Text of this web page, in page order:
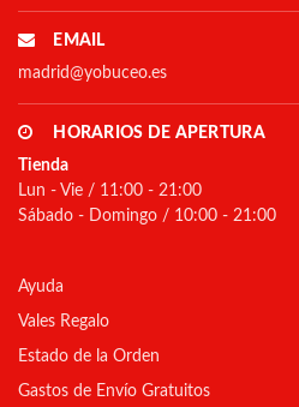
EMAIL
madrid@yobuceo.es
HORARIOS DE APERTURA
Tienda
Lun - Vie / 11:00 - 21:00
Sábado - Domingo / 10:00 - 21:00
Ayuda
Vales Regalo
Estado de la Orden
Gastos de Envío Gratuitos